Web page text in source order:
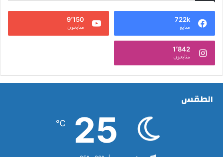
722k
متابع
9٬150
متابعون
1٬842
متابعون
الطقس
25
℃